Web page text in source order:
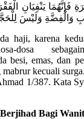
فَإِنَّهُمَا يَنْفِيَانِ
وَالْفِضَّةِ وَلَيْسَ لِلْحَجَّةِ
haji, karena
dosa
besi, emas, dan
mabrur kecuali
1/387. Kata
Bagi